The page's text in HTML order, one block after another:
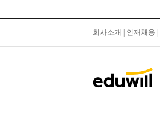
회사소개 인재채용